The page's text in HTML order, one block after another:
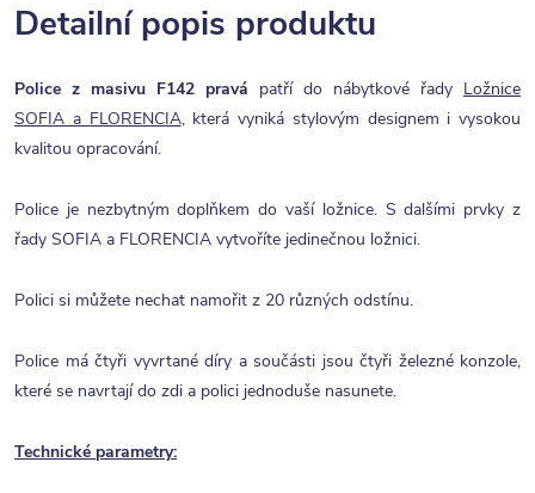
Detailní popis produktu
Police z masivu F142 pravá patří do nábytkové řady Ložnice
SOFIA a FLORENCIA, která vyniká stylovým designem i vysokou
kvalitou opracování.
Police je nezbytným doplňkem do vaší ložnice. S dalšími prvky z
řady SOFIA a FLORENCIA vytvoříte jedinečnou ložnici.
Polici si můžete nechat namořit z 20 různých odstínu.
Police má čtyři vyvrtané díry a součásti jsou čtyři železné konzole,
které se navrtají do zdi a polici jednoduše nasunete.
Technické parametry: